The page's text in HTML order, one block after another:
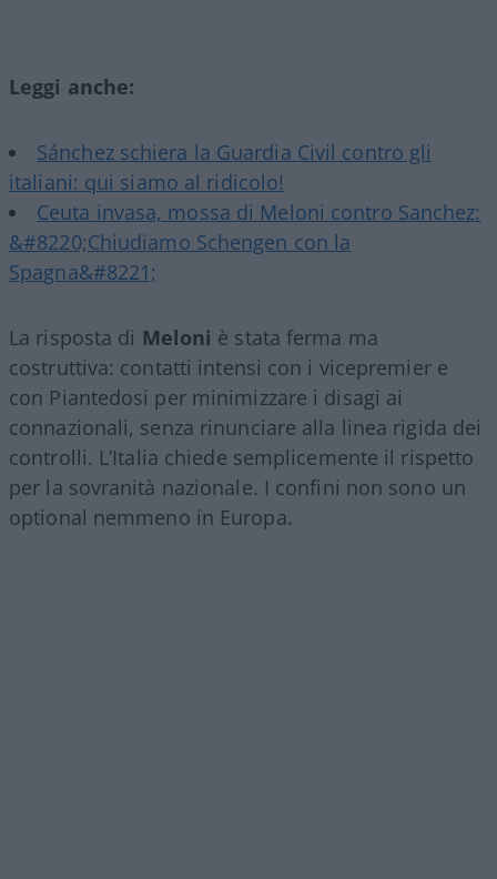
Leggi anche:
Sánchez schiera la Guardia Civil contro gli
italiani: qui siamo al ridicolo!
Ceuta invasa, mossa di Meloni contro Sanchez:
&#8220;Chiudiamo Schengen con la
Spagna&#8221;
La risposta di Meloni è stata ferma ma
costruttiva: contatti intensi con i vicepremier e
con Piantedosi per minimizzare i disagi ai
connazionali, senza rinunciare alla linea rigida dei
controlli. L’Italia chiede semplicemente il rispetto
per la sovranità nazionale. I confini non sono un
optional nemmeno in Europa.